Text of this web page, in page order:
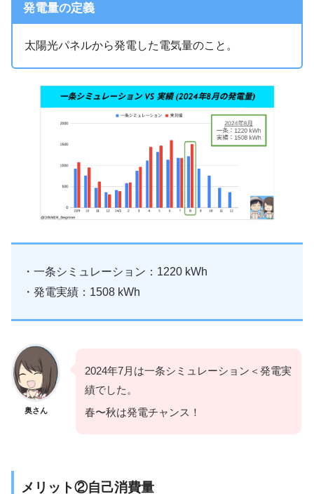
発電量の定義
太陽光パネルから発電した電気量のこと。
・一条シミュレーション：1220 kWh
・発電実績：1508 kWh
奥さん
2024年7月は一条シミュレーション＜発電実
績でした。
春〜秋は発電チャンス！
メリット②自己消費量